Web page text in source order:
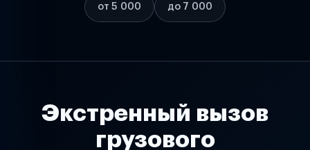
от 5 000 до 7 000
Экстренный вызов
грузового